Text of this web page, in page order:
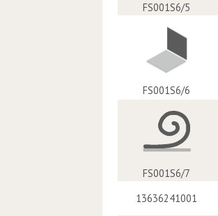
FS001S6/5
FS001S6/6
FS001S6/7
13636241001